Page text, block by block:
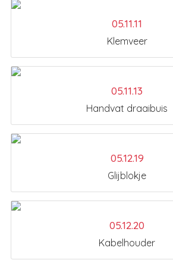
05.11.11
Klemveer
05.11.13
Handvat draaibuis
05.12.19
Glijblokje
05.12.20
Kabelhouder